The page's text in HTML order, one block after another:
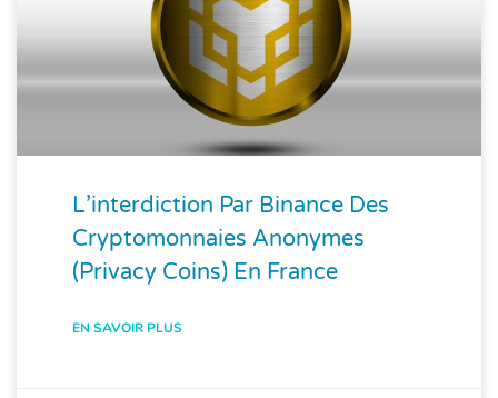
L’interdiction Par Binance Des
Cryptomonnaies Anonymes
(privacy Coins) En France
EN SAVOIR PLUS